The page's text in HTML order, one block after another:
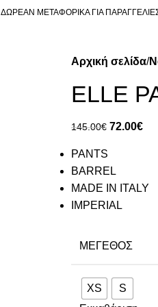
ΔΩΡΕΑΝ ΜΕΤΑΦΟΡΙΚΑ ΓΙΑ
Αρχική σελίδα
ELLE
145.00€ 72.00€
PANTS
BARREL
MADE IN ITALY
IMPERIAL
ΜΈΓΕΘΟΣ
XS
S